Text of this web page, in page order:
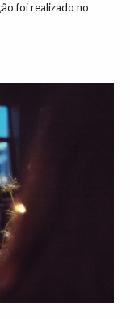
foi realizado no